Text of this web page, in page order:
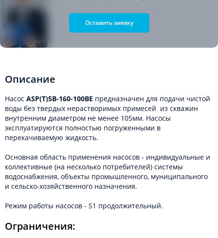
Оставить заявку
Описание
Насос ASP(T)5B-160-100BE предназначен для подачи чистой
воды без твердых нерастворимых примесей из скважин
внутренним диаметром не менее 105мм. Насосы
эксплуатируются полностью погруженными в
перекачиваемую жидкость.
Основная область применения насосов - индивидуальные и
коллективные (на несколько потребителей) системы
водоснабжения, объекты промышленного, муниципального
и сельско-хозяйственного назначения.
Режим работы насосов - S1 продолжительный.
Ограничения: